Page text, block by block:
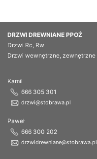
DRZWI DREWNIANE PPOŻ
Drzwi Rc, Rw
Drzwi wewnętrzne, zewnętrzne
Kamil
666 305 301
drzwi@stobrawa.pl
Paweł
666 300 202
drzwidrewniane@stobrawa.pl